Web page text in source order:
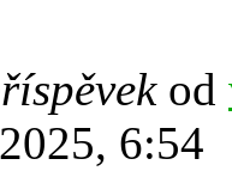
od
6:54